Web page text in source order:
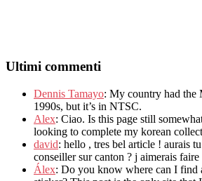
Ultimi commenti
Dennis Tamayo: My country had the
1990s, but it’s in NTSC.
Alex: Ciao. Is this page still
looking to complete my korean
david: hello , tres bel article ! aurais
conseiller sur canton ? j aimerais faire
Álex: Do you know where can I find